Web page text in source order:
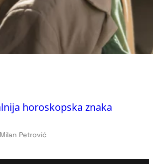
horoskopska znaka
Milan Petrović